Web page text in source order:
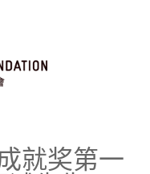
就奖第一